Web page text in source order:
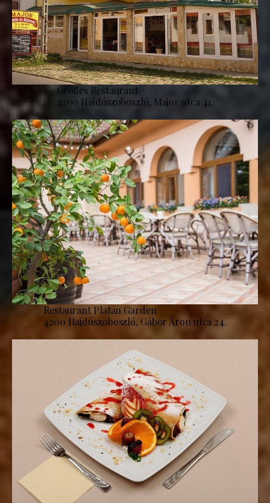
Großes Restaurant
4200 Hajdúszoboszló, Major utca 41.
Restaurant Platan Garden
4200 Hajdúszoboszló, Gábor Áron utca 24.